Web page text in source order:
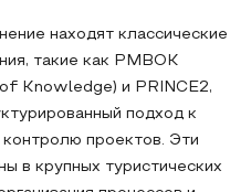
находят классические
такие как PMBOK
Knowledge) и PRINCE2,
подход к
контролю проектов. Эти
в крупных туристических